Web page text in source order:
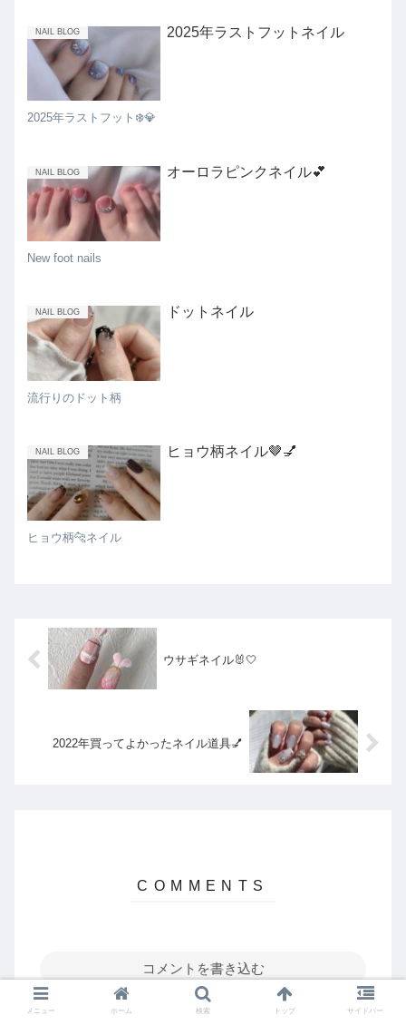
NAIL BLOG 2025年ラストフットネイル
2025年ラストフット❄️💎
NAIL BLOG オーロラピンクネイル💕
New foot nails
NAIL BLOG ドットネイル
流行りのドット柄
NAIL BLOG ヒョウ柄ネイル🤎💅
ヒョウ柄🐆ネイル
ウサギネイル🐰🤍
2022年買ってよかったネイル道具💅
コメントを書き込む
メニュー ホーム 検索 トップ サイドバー